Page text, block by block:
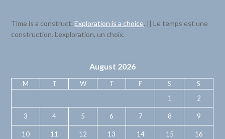
Time is a construct.Exploration is a choice. || Le temps est une
construction. L’exploration, un choix.
August 2026
M T W T F S
S
1
2
3 4 5 6 7 8 9
10 11 12 13 14 15 16